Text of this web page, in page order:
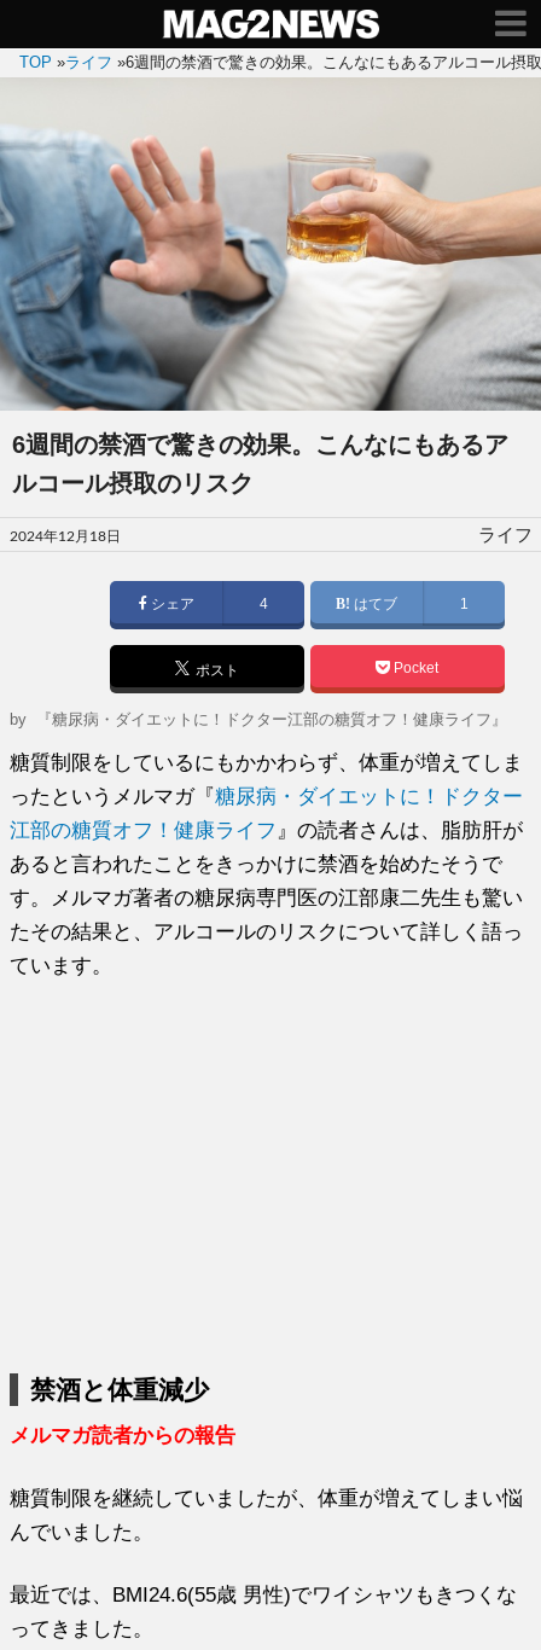
TOP »ライフ »6週間の禁酒で驚きの効果。こんなにもあるアルコール摂
6週間の禁酒で驚きの効果。こんなにもあるア
ルコール摂取のリスク
投
稿
2024年12月18日 ライフ
シェア 4 はてブ 1
ポスト Pocket
by 『糖尿病・ダイエットに！ドクター江部の糖質オフ！健康ライフ』
糖質制限をしているにもかかわらず、体重が増えてしま
ったというメルマガ『糖尿病・ダイエットに！ドクター
江部の糖質オフ！健康ライフ 』の読者さんは、脂肪肝が
あると言われたことをきっかけに禁酒を始めたそうで
す。メルマガ著者の糖尿病専門医の江部康二先生も驚い
たその結果と、アルコールのリスクについて詳しく語っ
ています。
禁酒と体重減少
メルマガ読者からの報告
糖質制限を継続していましたが、体重が増えてしまい悩
んでいました。
最近では、BMI24.6(55歳 男性)でワイシャツもきつくな
ってきました。